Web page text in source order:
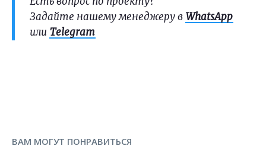
Задайте нашему менеджеру в WhatsApp
или Telegram
ВАМ МОГУТ ПОНРАВИТЬСЯ